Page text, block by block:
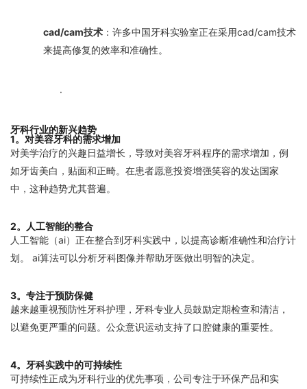
cad/cam技术 ：许多中国牙科实验室正在采用cad/cam技术
来提高修复的效率和准确性。
·
牙科行业的新兴趋势
1。对美容牙科的需求增加
对美学治疗的兴趣日益增长，导致对美容牙科程序的需求增加，例
如牙齿美白，贴面和正畸。在患者愿意投资增强笑容的发达国家
中，这种趋势尤其普遍。
2。人工智能的整合
人工智能（ai）正在整合到牙科实践中，以提高诊断准确性和治疗计
划。 ai算法可以分析牙科图像并帮助牙医做出明智的决定。
3。专注于预防保健
越来越重视预防性牙科护理，牙科专业人员鼓励定期检查和清洁，
以避免更严重的问题。公众意识运动支持了口腔健康的重要性。
4。牙科实践中的可持续性
可持续性正成为牙科行业的优先事项，公司专注于环保产品和实